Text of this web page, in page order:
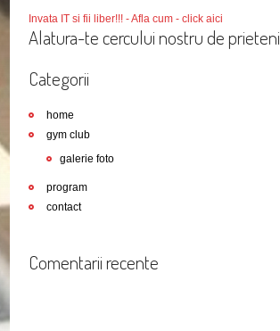
Invata IT si fii liber!!! - Afla cum - click aici
Alatura-te cercului nostru de prieteni
Categorii
home
gym club
galerie foto
program
contact
Comentarii recente